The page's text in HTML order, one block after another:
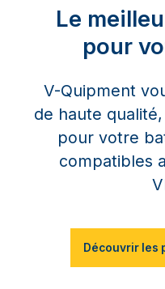
Le
pour
V-Quipment
de haute
pour votre
compatibles
Découvrir les